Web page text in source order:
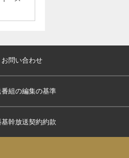
お問い合わせ
番組の編集の基準
幹放送契約約款